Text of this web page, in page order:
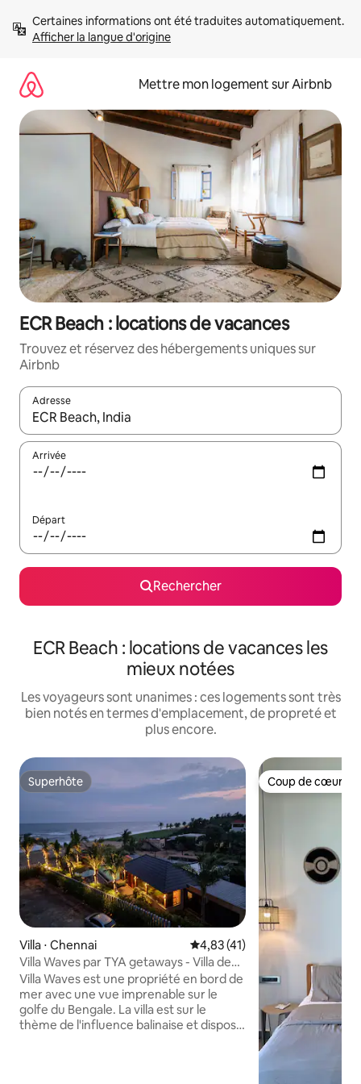
directement
Afficher la langue d'origine
Mettre mon logement sur Airbnb
ECR Beach : locations de vacances
Trouvez et réservez des hébergements uniques sur
Airbnb
Adresse
Lorsque les résultats s'affichent, utilisez les flèches vers le
Arrivée
Départ
Rechercher
ECR Beach : locations de vacances les
mieux notées
Les voyageurs sont unanimes : ces logements sont très
bien notés en termes d'emplacement, de propreté et
plus encore.
Superhôte
Superhôte
Villa ⋅ Chennai Évaluation moyenne sur la
4,83 (41)
Villa Waves par TYA getaways - Villa de
plage à Bali @ ECR
Villa Waves est une propriété en bord de
mer avec une vue imprenable sur le
golfe du Bengale. La villa est sur le
thème de l'influence balinaise et dispose
Coup de cœur
Coup de cœur